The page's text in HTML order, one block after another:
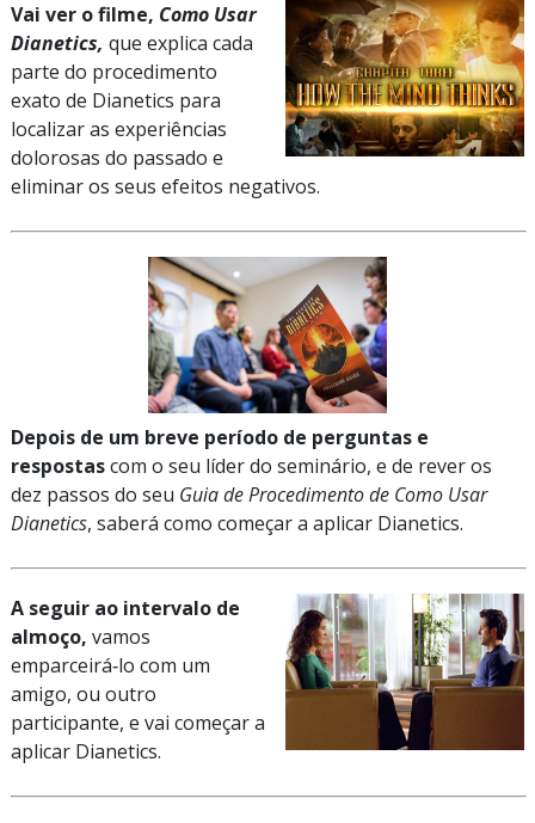
Vai ver o filme, Como Usar
Dianetics, que explica cada
parte do procedimento
exato de Dianetics para
localizar as experiências
dolorosas do passado e
eliminar os seus efeitos negativos.
Depois de um breve período de perguntas e
respostascom o seu líder do seminário, e de rever os
dez passos do seu Guia de Procedimento de Como Usar
Dianetics, saberá como começar a aplicar Dianetics.
A seguir ao intervalo de
almoço, vamos
emparceirá‑lo com um
amigo, ou outro
participante, e vai começar a
aplicar Dianetics.